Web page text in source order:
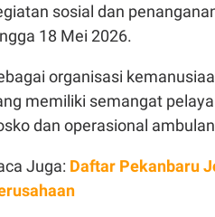
sosial dan
18 Mei 2026.
organisasi
memiliki semangat
dan operasional
Juga: Daftar Pekanbaru